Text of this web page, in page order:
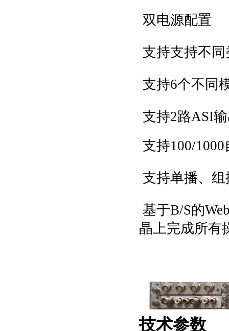
双电源配置
支持支持不
支持6个不同
支持2路ASI
支持100/
支持单播、
基于B/S的
晶上完成所有
技术参数